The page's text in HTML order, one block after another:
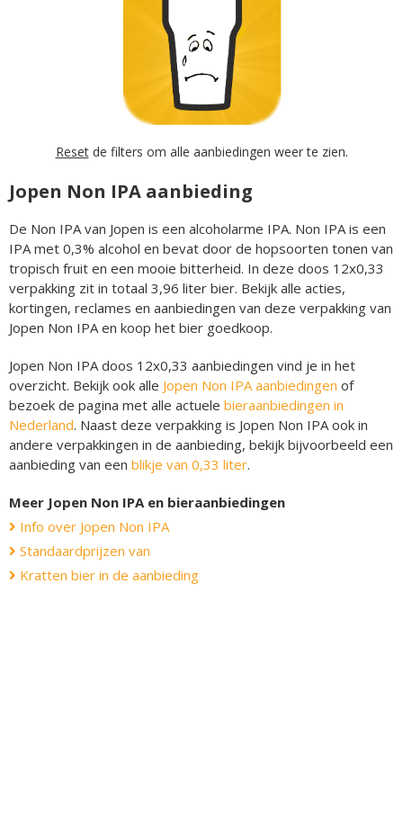
Resetde filters om alle aanbiedingen weer te zien.
Jopen Non IPA aanbieding
De Non IPA van Jopen is een alcoholarme IPA. Non IPA is een
IPA met 0,3% alcohol en bevat door de hopsoorten tonen van
tropisch fruit en een mooie bitterheid. In deze doos 12x0,33
verpakking zit in totaal 3,96 liter bier. Bekijk alle acties,
kortingen, reclames en aanbiedingen van deze verpakking van
Jopen Non IPA en koop het bier goedkoop.
Jopen Non IPA doos 12x0,33 aanbiedingen vind je in het
overzicht. Bekijk ook alle Jopen Non IPA aanbiedingen of
bezoek de pagina met alle actuele bieraanbiedingen in
Nederland. Naast deze verpakking is Jopen Non IPA ook in
andere verpakkingen in de aanbieding, bekijk bijvoorbeeld een
aanbieding van een blikje van 0,33 liter.
Meer Jopen Non IPA en bieraanbiedingen
Info over Jopen Non IPA
Standaardprijzen van
Kratten bier in de aanbieding